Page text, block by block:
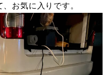
お気に入りです。